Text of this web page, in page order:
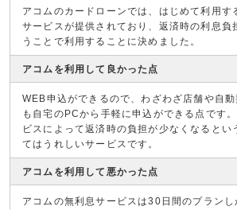
アコムのカードローンでは、はじめて利用す
サービスが提供されており、返済時の利息負
うことで利用することに決めました。
アコムを利用して良かった点
WEB申込ができるので、わざわざ店舗や自
も自宅のPCから手軽に申込ができる点です
ビスによって返済時の負担が少なくなるとい
てはうれしいサービスです。
アコムを利用して悪かった点
アコムの無利息サービスは30日間のプラン